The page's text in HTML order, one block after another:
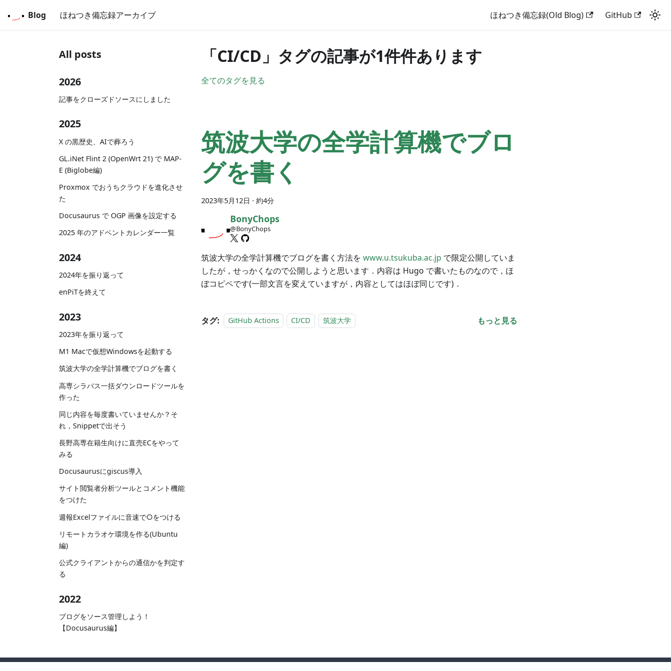
Blog ほねつき備忘録アーカイブ ほねつき備忘録(Old Blog) GitHub
All posts
2026
記事をクローズドソースにしました
2025
X の黒歴史、AIで葬ろう
GL.iNet Flint 2 (OpenWrt 21) で MAP-
E (Biglobe編)
Proxmox でおうちクラウドを進化させ
た
Docusaurus で OGP 画像を設定する
2025 年のアドベントカレンダー一覧
2024
2024年を振り返って
enPiTを終えて
2023
2023年を振り返って
M1 Macで仮想Windowsを起動する
筑波大学の全学計算機でブログを書く
高専シラバス一括ダウンロードツールを
作った
同じ内容を毎度書いていませんか？そ
れ，Snippetで出そう
長野高専在籍生向けに直売ECをやって
みる
Docusaurusにgiscus導入
サイト閲覧者分析ツールとコメント機能
をつけた
週報Excelファイルに音速で○をつける
リモートカラオケ環境を作る(Ubuntu
編)
公式クライアントからの通信かを判定す
る
2022
ブログをソース管理しよう！
【Docusaurus編】
「CI/CD」タグの記事が1件件あります
全てのタグを見る
筑波大学の全学計算機でブロ
グを書く
2023年5月12日 · 約4分
BonyChops
@BonyChops
筑波大学の全学計算機でブログを書く方法を www.u.tsukuba.ac.jp で限定公開していま
したが，せっかくなので公開しようと思います．内容は Hugo で書いたものなので，ほ
ぼコピペです(一部文言を変えていますが，内容としてはほぼ同じです)．
タグ: GitHub Actions CI/CD 筑波大学 もっと見る